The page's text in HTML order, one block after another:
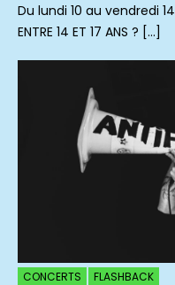
Du lundi 10 au vendredi
ENTRE 14 ET 17 ANS ? […]
CONCERTS FLASHBACK